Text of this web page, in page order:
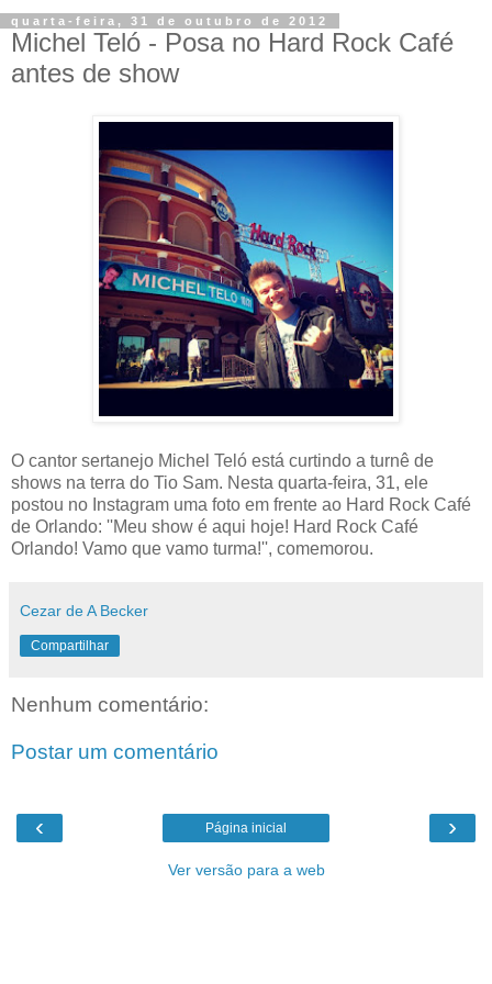
quarta-feira, 31 de outubro de 2012
Michel Teló - Posa no Hard Rock Café
antes de show
O cantor sertanejo Michel Teló está curtindo a turnê de
shows na terra do Tio Sam. Nesta quarta-feira, 31, ele
postou no Instagram uma foto em frente ao Hard Rock Café
de Orlando: ''Meu show é aqui hoje! Hard Rock Café
Orlando! Vamo que vamo turma!'', comemorou.
Cezar de A Becker
Compartilhar
Nenhum comentário:
Postar um comentário
‹ ›
Página inicial
Ver versão para a web